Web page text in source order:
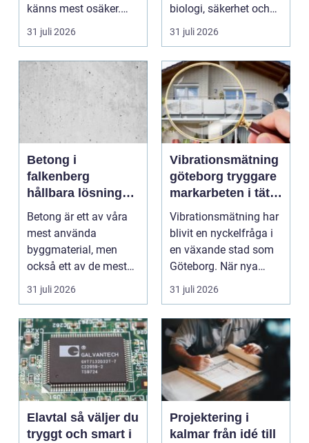
känns mest osäker.
Frågorna hopar sig:
vilk...
31 juli 2026
biologi, säkerhet och
hantverk. I en stad so...
31 juli 2026
Betong i
falkenberg
hållbara lösningar
för grund, golv
och utemiljö
Betong är ett av våra
mest använda
byggmaterial, men
också ett av de mest
missförstådda. Många
tänke...
31 juli 2026
Vibrationsmätning
göteborg tryggare
markarbeten i tät
stadsmiljö
Vibrationsmätning har
blivit en nyckelfråga i
en växande stad som
Göteborg. När nya
bostäder, broar,...
31 juli 2026
Elavtal så väljer du
tryggt och smart i
Projektering i
kalmar från idé till